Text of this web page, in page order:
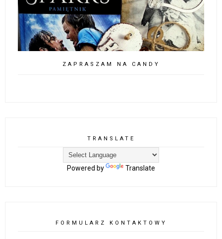
ZAPRASZAM NA CANDY
TRANSLATE
Powered by Translate
FORMULARZ KONTAKTOWY